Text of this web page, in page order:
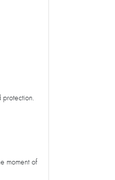
protection.
moment of